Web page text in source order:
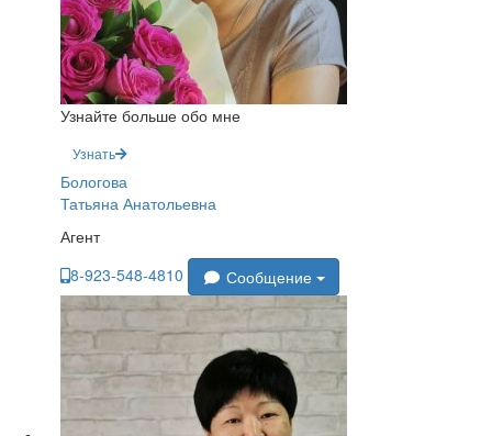
Узнайте больше обо мне
Узнать
Бологова
Татьяна Анатольевна
Агент
8-923-548-4810
Сообщение